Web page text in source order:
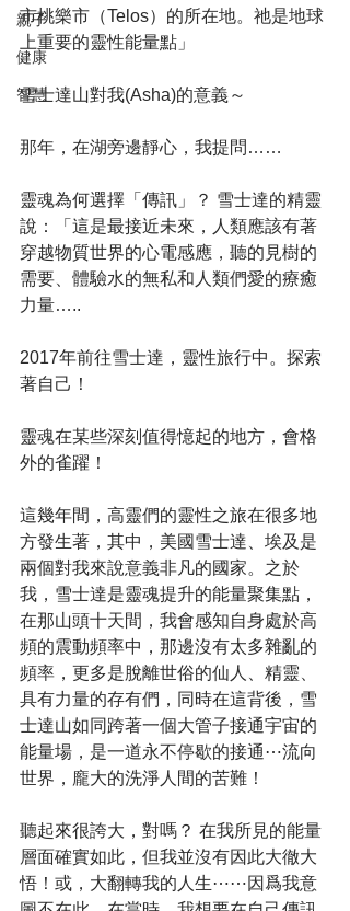
親子
健康
智慧
市桃樂市（Telos）的所在地。祂是地球
上重要的靈性能量點」
雪士達山對我(Asha)的意義～
那年，在湖旁邊靜心，我提問……
靈魂為何選擇「傳訊」？ 雪士達的精靈
說：「這是最接近未來，人類應該有著
穿越物質世界的心電感應，聽的見樹的
需要、體驗水的無私和人類們愛的療癒
力量…..
2017年前往雪士達，靈性旅行中。探索
著自己！
靈魂在某些深刻值得憶起的地方，會格
外的雀躍！
這幾年間，高靈們的靈性之旅在很多地
方發生著，其中，美國雪士達、埃及是
兩個對我來說意義非凡的國家。之於
我，雪士達是靈魂提升的能量聚集點，
在那山頭十天間，我會感知自身處於高
頻的震動頻率中，那邊沒有太多雜亂的
頻率，更多是脫離世俗的仙人、精靈、
具有力量的存有們，同時在這背後，雪
士達山如同跨著一個大管子接通宇宙的
能量場，是一道永不停歇的接通⋯流向
世界，龐大的洗淨人間的苦難！
聽起來很誇大，對嗎？ 在我所見的能量
層面確實如此，但我並沒有因此大徹大
悟！或，大翻轉我的人生⋯⋯因爲我意